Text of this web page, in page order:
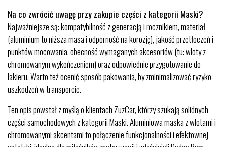
Na co zwrócić uwagę przy zakupie części z kategorii Maski?
Najważniejsze są: kompatybilność z generacją i rocznikiem, materiał
(aluminium to niższa masa i odporność na korozję), jakość przetłoczeń i
punktów mocowania, obecność wymaganych akcesoriów (tu: wloty z
chromowanym wykończeniem) oraz odpowiednie przygotowanie do
lakieru. Warto też ocenić sposób pakowania, by zminimalizować ryzyko
uszkodzeń w transporcie.
Ten opis powstał z myślą o klientach ZuzCar, którzy szukają solidnych
części samochodowych z kategorii Maski. Aluminiowa maska z wlotami i
chromowanymi akcentami to połączenie funkcjonalności i efektownej